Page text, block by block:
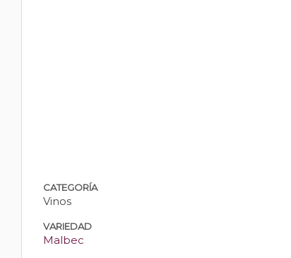
CATEGORÍA
Vinos
VARIEDAD
Malbec